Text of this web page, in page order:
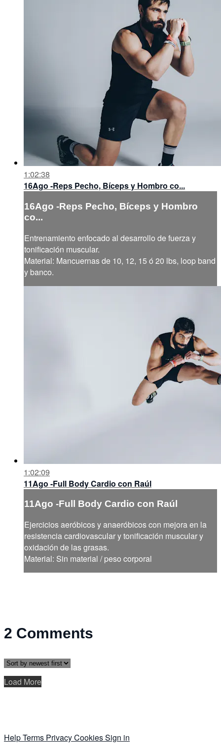
1:02:38
16Ago -Reps Pecho, Bíceps y Hombro co...
16Ago -Reps Pecho, Bíceps y Hombro
co...
Entrenamiento enfocado al desarrollo de fuerza y
tonificación muscular.
Material: Mancuernas de 10, 12, 15 ó 20 lbs, loop band
y banco.
1:02:09
11Ago -Full Body Cardio con Raúl
11Ago -Full Body Cardio con Raúl
Ejercicios aeróbicos y anaeróbicos con mejora en la
resistencia cardiovascular y tonificación muscular y
oxidación de las grasas.
Material: Sin material / peso corporal
2 Comments
Load More
HelpTerms PrivacyCookiesSign in